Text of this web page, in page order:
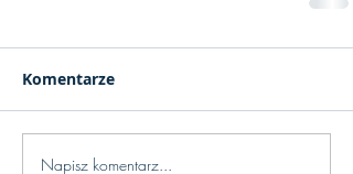
Komentarze
Napisz komentarz...